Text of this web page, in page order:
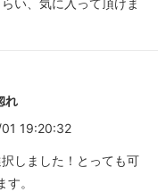
い、気に入って頂けま
れ
19:20:32
しました！とっても可
。